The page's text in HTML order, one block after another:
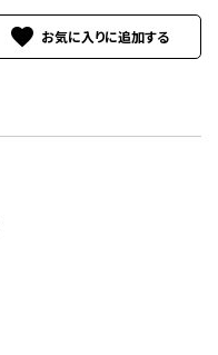
favorite